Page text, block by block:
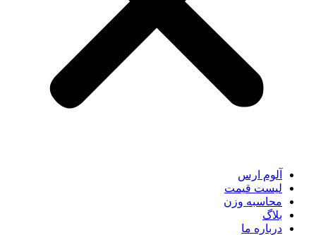
آلوم ارس
لیست قیمت
محاسبه وزن
بلاگ
درباره ما